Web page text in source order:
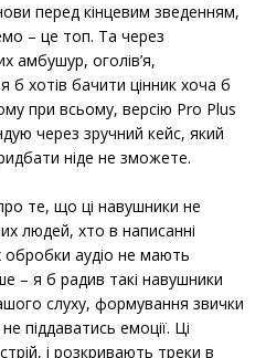
перед кінцевим зведенням,
– це топ. Та через
амбушур, оголів’я,
б хотів бачити цінник хоча б
при всьому, версію Pro Plus
через зручний кейс, який
ніде не зможете.
те, що ці навушники не
людей, хто в написанні
обробки аудіо не мають
– я б радив такі навушники
слуху, формування звички
піддаватись емоції. Ці
і розкривають треки в